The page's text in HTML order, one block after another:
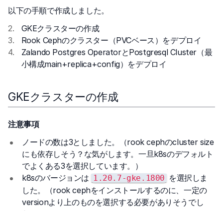
以下の手順で作成しました。
GKEクラスターの作成
Rook Cephのクラスター（PVCベース）をデプロイ
Zalando Postgres OperatorとPostgresql Cluster（最
小構成main+replica+config）をデプロイ
GKEクラスターの作成
注意事項
ノードの数は3としました。（rook cephのcluster size
にも依存しそう？な気がします。一旦k8sのデフォルト
でよくある3を選択しています。）
k8sのバージョンは 1.20.7-gke.1800 を選択しま
した。（rook cephをインストールするのに、一定の
versionより上のものを選択する必要がありそうでし